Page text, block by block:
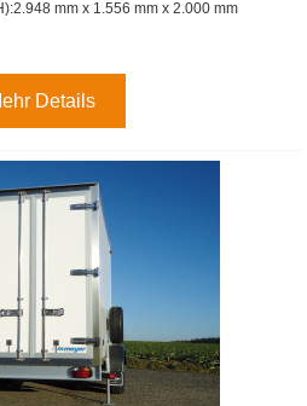
2.948 mm x 1.556 mm x 2.000 mm
Details